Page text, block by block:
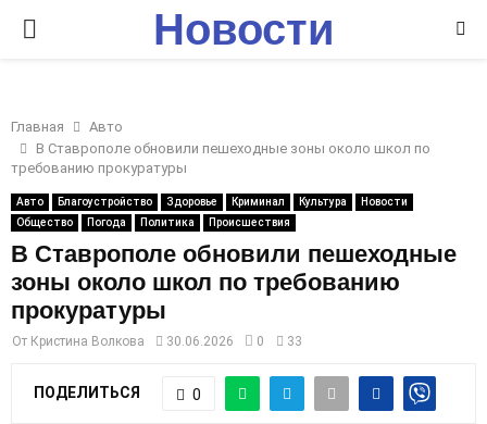
P
I
M
A
R
Y
Новости
Главная
Авто
В Ставрополе обновили пешеходные зоны около школ по
требованию прокуратуры
Авто Благоустройство Здоровье Криминал Культура
Новости
Общество
Погода Политика Происшествия
В Ставрополе обновили пешеходные
зоны около школ по требованию
прокуратуры
От Кристина Волкова 30.06.2026 0 33
ПОДЕЛИТЬСЯ 0